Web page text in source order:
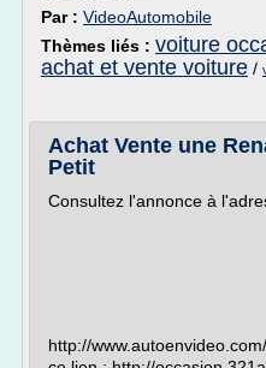
Par : VideoAutomobile
Thèmes liés : voiture
achat et vente voiture /
Achat Vente une
Petit
Consultez l'annonce à
http://